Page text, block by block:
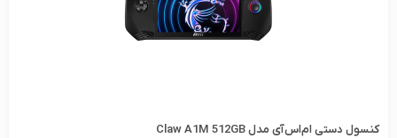
کنسول دستی ام‌اس‌آی مدل Claw A1M 512GB